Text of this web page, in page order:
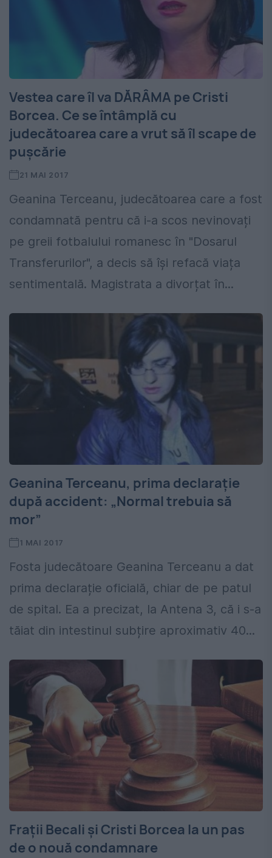
Vestea care îl va DĂRÂMA pe Cristi
Borcea. Ce se întâmplă cu
judecătoarea care a vrut să îl scape de
pușcărie
21 MAI 2017
Geanina Terceanu, judecătoarea care a fost
condamnată pentru că i-a scos nevinovați
pe greii fotbalului romanesc în "Dosarul
Transferurilor", a decis să își refacă viața
sentimentală. Magistrata a divorțat în...
Geanina Terceanu, prima declarație
după accident: „Normal trebuia să
mor”
1 MAI 2017
Fosta judecătoare Geanina Terceanu a dat
prima declarație oficială, chiar de pe patul
de spital. Ea a precizat, la Antena 3, că i s-a
tăiat din intestinul subțire aproximativ 40...
Frații Becali și Cristi Borcea la un pas
de o nouă condamnare